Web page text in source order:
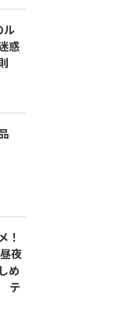
ル
惑
！
夜
め
テ